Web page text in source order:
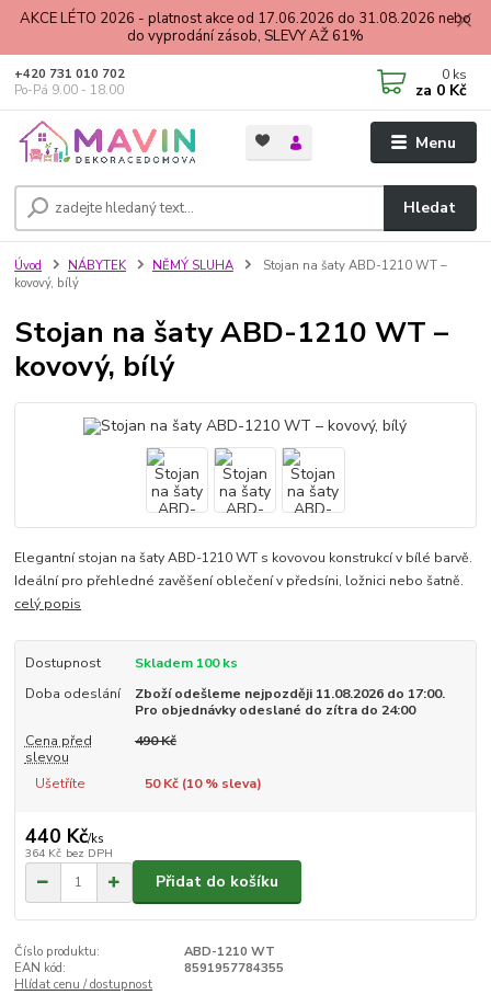
AKCE LÉTO 2026 - platnost akce od 17.06.2026 do 31.08.2026 nebo
do vyprodání zásob, SLEVY AŽ 61%
Menu
Hledat
+420 731 010 702
Po-Pá 9.00 - 18.00
0 ks
za 0 Kč
Úvod NÁBYTEK NĚMÝ SLUHA
Stojan na šaty ABD-1210 WT –
kovový, bílý
Stojan na šaty ABD-1210 WT –
kovový, bílý
Elegantní stojan na šaty ABD-1210 WT s kovovou konstrukcí v bílé barvě.
Ideální pro přehledné zavěšení oblečení v předsíni, ložnici nebo šatně.
celý popis
Dostupnost
Skladem 100 ks
Doba odeslání
Zboží odešleme nejpozději 11.08.2026 do 17:00.
Pro objednávky odeslané do zítra do 24:00
Cena před
slevou
490 Kč
Ušetříte 50 Kč (10% sleva)
440 Kč/ks
364 Kč bez DPH
Přidat do košíku
Číslo produktu:
ABD-1210 WT
EAN kód:
8591957784355
Hlídat cenu / dostupnost